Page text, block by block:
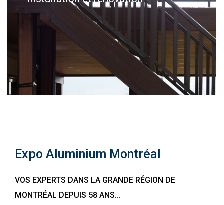
Expo Aluminium Montréal
VOS EXPERTS DANS LA GRANDE RÉGION DE
MONTRÉAL DEPUIS 58 ANS…